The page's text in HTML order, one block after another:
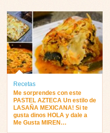
Recetas
Me sorprendes con este
PASTEL AZTECA Un estilo de
LASAÑA MEXICANA! Si te
gusta dinos HOLA y dale a
Me Gusta MIREN…